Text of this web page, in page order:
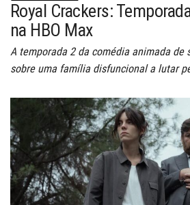
Royal Crackers:
na HBO Max
A temporada 2 da comédia animada de
sobre uma família disfuncional a lutar